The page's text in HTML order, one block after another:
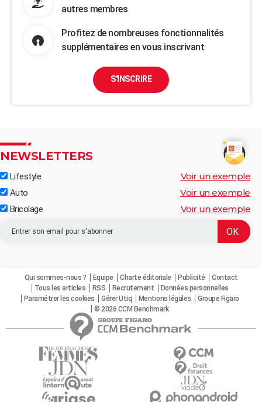
autres membres
Profitez de nombreuses fonctionnalités
supplémentaires en vous inscrivant
S'INSCRIRE
NEWSLETTERS
Lifestyle Voir un exemple
Auto Voir un exemple
Bricolage Voir un exemple
Qui sommes-nous ? Equipe Charte éditoriale Publicité
Contact
Tous les articles
RSS Recrutement
Données personnelles
Paramétrer les cookies
Gérer Utiq Mentions légales
Groupe Figaro
© 2026 CCM Benchmark